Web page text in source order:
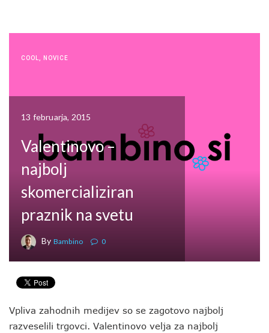
COOL NOVICE
13 februarja, 2015
Valentinovo –
najbolj
skomercializiran
praznik na svetu
By Bambino 0
Vpliva zahodnih medijev so se zagotovo najbolj
razveselili trgovci. Valentinovo velja za najbolj